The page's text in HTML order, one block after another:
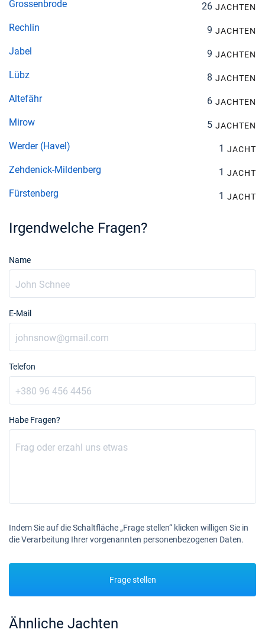
Grossenbrode 26 JACHTEN
Rechlin 9 JACHTEN
Jabel 9 JACHTEN
Lübz 8 JACHTEN
Altefähr 6 JACHTEN
Mirow 5 JACHTEN
Werder (Havel) 1 JACHT
Zehdenick-Mildenberg 1 JACHT
Fürstenberg 1 JACHT
Irgendwelche Fragen?
Name
E-Mail
Telefon
Habe Fragen?
Indem Sie auf die Schaltfläche „Frage stellen“ klicken willigen Sie in
die Verarbeitung Ihrer vorgenannten personenbezogenen Daten.
Frage stellen
Ähnliche Jachten